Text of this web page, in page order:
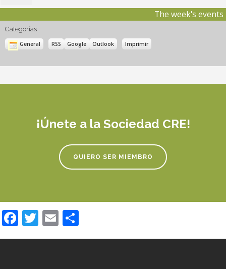
The week's events
septiembre,
2026
Categorías
General RSS
Subscribe
in
Google
Subscribe
in
Outlook ImprimirVistas
¡Únete a la Sociedad CRE!
QUIERO SER MIEMBRO
Facebook
Twitter
Email